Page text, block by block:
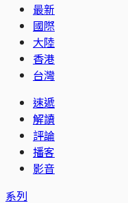
最新
國際
大陸
香港
台灣
速遞
解讀
評論
播客
影音
系列